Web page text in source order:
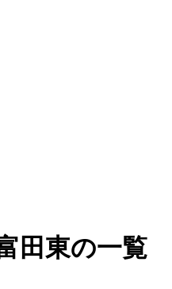
田東の一覧